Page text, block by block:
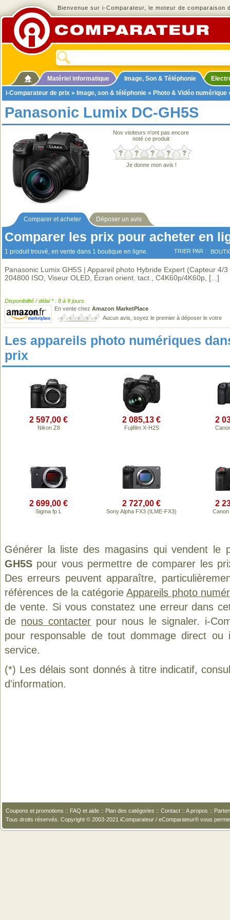
Bienvenue sur i-Comparateur, le moteur de comparaison
Matériel informatique Image, Son & Téléphonie
i-Comparateur de prix » Image, son & téléphonie » Photo & Vidéo numérique
Panasonic Lumix DC-GH5S
Nos visiteurs n'ont pas encore
noté ce produit
Je donne mon avis !
Comparer et acheter Déposer un avis
Comparer les prix pour acheter en
1 produit trouvé, en vente dans 1 boutique en ligne. TRIER PAR :
Panasonic Lumix GH5S | Appareil photo Hybride Expert (Capteur 4/3
204800 ISO, Viseur OLED, Écran orient. tact., C4K60p/4K60p, [...]
Disponibilité / délai * : 8 à 9 jours
En vente chez Amazon MarketPlace
Aucun avis, soyez le premier à déposer le votre
Les appareils photo numériques
prix
2 597,00 €
Nikon Z8
2 085,13 €
Fujifilm X-H2S
2
2 699,00 €
Sigma fp L
2 727,00 €
Sony Alpha FX3 (ILME-FX3)
2
Générer la liste des magasins qui vendent le
GH5S pour vous permettre de comparer les
Des erreurs peuvent apparaître,
références de la catégorieAppareils photo
de vente. Si vous constatez une erreur dans
de nous contacter pour nous le signaler. i-
pour responsable de tout dommage direct
service.
(*) Les délais sont donnés à titre indicatif,
d'information.
Coupons et promotions :: FAQ et aide :: Plan des catégories :: Contact :: A propos ::
Tous droits réservés. Copyright © 2003-2021 iComparateur / eComparateur® vous